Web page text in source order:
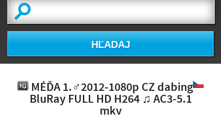
HĽADAJ
MÉĎA 1.♂2012-1080p CZ dabing
BluRay FULL HD H264 ♫ AC3-5.1
mkv